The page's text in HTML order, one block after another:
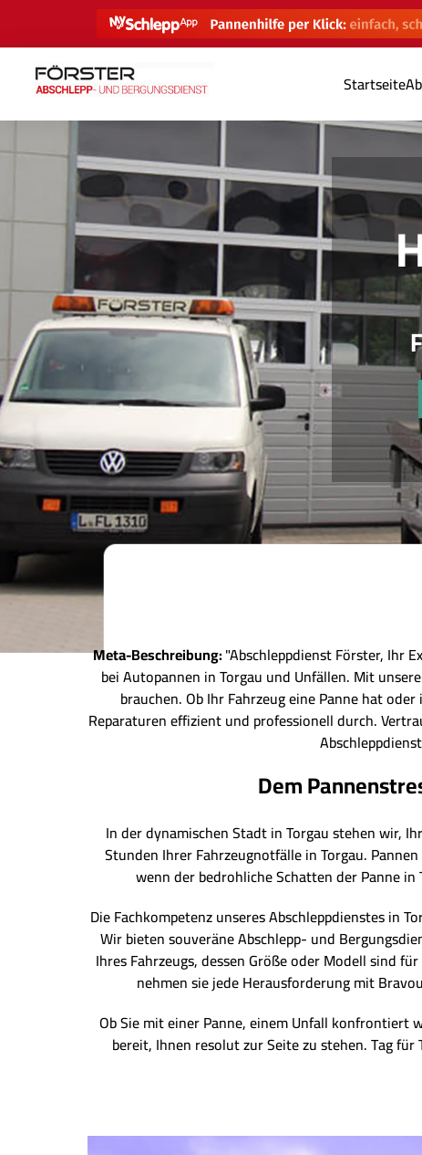
Startseite
Meta-Beschreibung:"Abschleppdienst Förster, Ihr
bei Autopannen in Torgau und Unfällen. Mit
brauchen. Ob Ihr Fahrzeug eine Panne hat
Reparaturen effizient und professionell durch.
Dem
In der dynamischen Stadt in Torgau stehen wir,
Stunden Ihrer Fahrzeugnotfälle in Torgau.
wenn der bedrohliche Schatten der Panne
Die Fachkompetenz unseres Abschleppdienstes in
Wir bieten souveräne Abschlepp- und
Ihres Fahrzeugs, dessen Größe oder Modell sind
nehmen sie jede Herausforderung mit
Ob Sie mit einer Panne, einem Unfall konfrontiert
bereit, Ihnen resolut zur Seite zu stehen. Tag für